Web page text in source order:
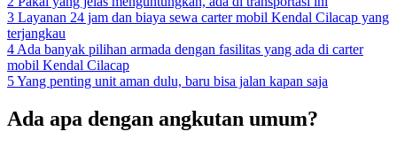
3 Layanan 24 jam dan biaya sewa carter mobil Kendal Cilacap yang
terjangkau
4 Ada banyak pilihan armada dengan fasilitas yang ada di carter
mobil Kendal Cilacap
5Yang penting unit aman dulu, baru bisa jalan kapan saja
Ada apa dengan angkutan umum?